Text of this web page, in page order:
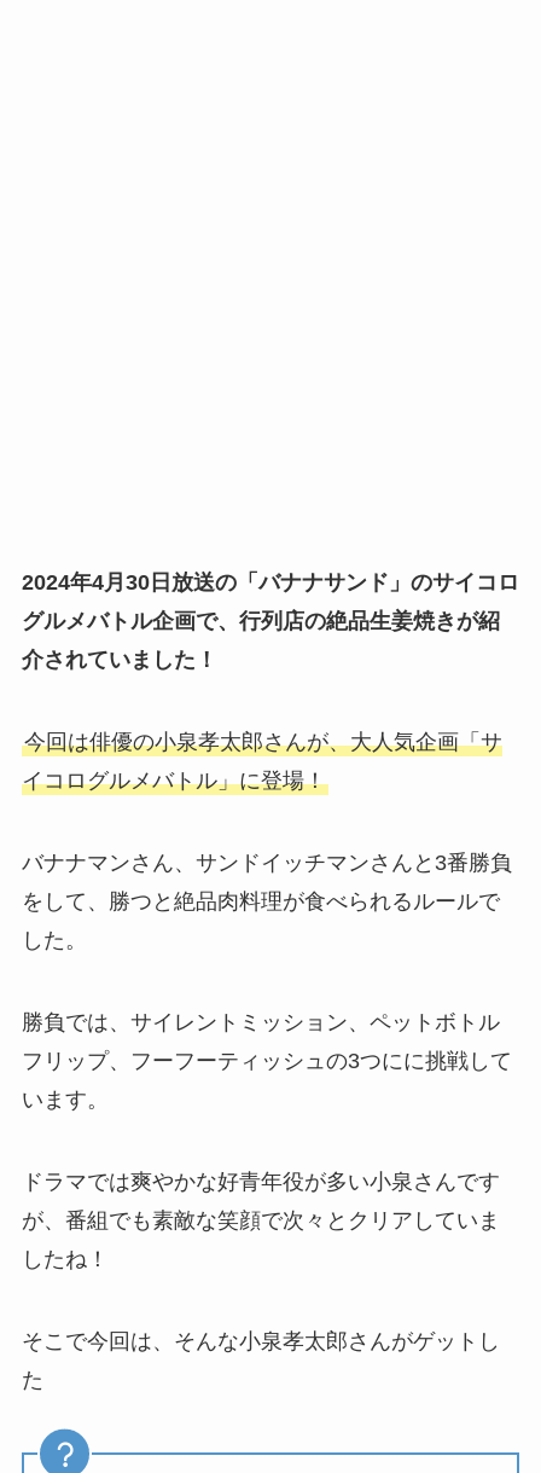
2024年4月30日放送の「バナナサンド」のサイコロ
グルメバトル企画で、行列店の絶品生姜焼きが紹
介されていました！
今回は俳優の小泉孝太郎さんが、大人気企画「サ
イコログルメバトル」に登場！
バナナマンさん、サンドイッチマンさんと3番勝負
をして、勝つと絶品肉料理が食べられるルールで
した。
勝負では、サイレントミッション、ペットボトル
フリップ、フーフーティッシュの3つにに挑戦して
います。
ドラマでは爽やかな好青年役が多い小泉さんです
が、番組でも素敵な笑顔で次々とクリアしていま
したね！
そこで今回は、そんな小泉孝太郎さんがゲットし
た